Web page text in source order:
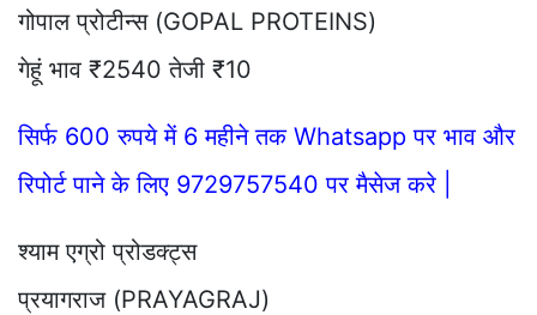
गोपाल प्रोटीन्स (GOPAL PROTEINS)
गेहूं भाव ₹2540 तेजी ₹10
सिर्फ 600 रुपये में 6 महीने तक Whatsapp पर भाव और
रिपोर्ट पाने के लिए 9729757540 पर मैसेज करे |
श्याम एग्रो प्रोडक्ट्स
प्रयागराज (PRAYAGRAJ)